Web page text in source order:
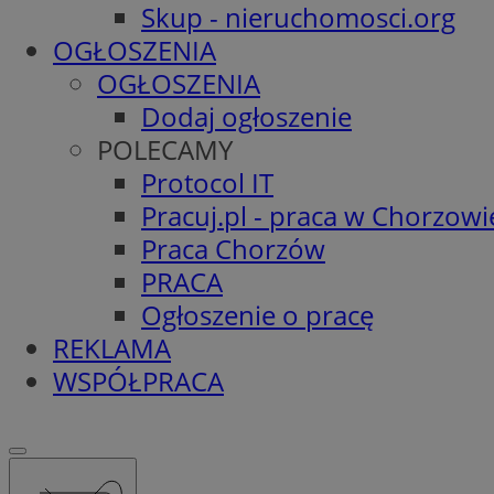
Skup - nieruchomosci.org
OGŁOSZENIA
OGŁOSZENIA
Dodaj ogłoszenie
POLECAMY
Protocol IT
Pracuj.pl - praca w
Praca Chorzów
PRACA
Ogłoszenie o pracę
REKLAMA
WSPÓŁPRACA